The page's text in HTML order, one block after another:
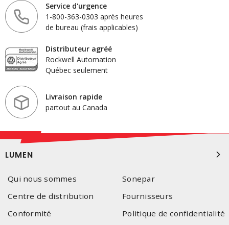
Service d'urgence
1-800-363-0303 après heures
de bureau (frais applicables)
Distributeur agréé
Rockwell Automation
Québec seulement
Livraison rapide
partout au Canada
LUMEN
Qui nous sommes
Sonepar
Centre de distribution
Fournisseurs
Conformité
Politique de confidentialité